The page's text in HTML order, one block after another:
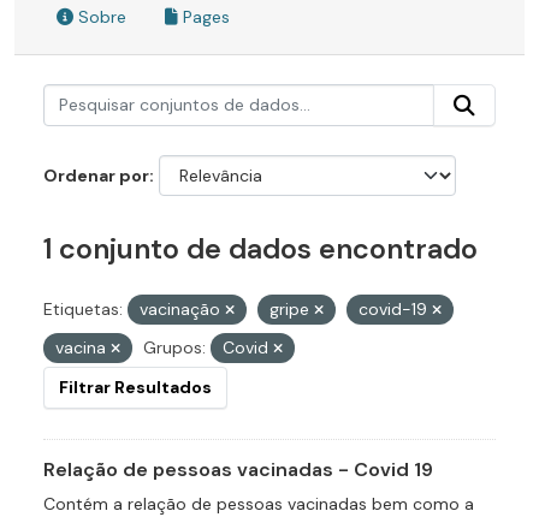
Sobre Pages
Ordenar por
1 conjunto de dados encontrado
Etiquetas: vacinação gripe
covid-19
vacina
Grupos:
Covid
Filtrar Resultados
Relação de pessoas vacinadas - Covid 19
Contém a relação de pessoas vacinadas bem como a